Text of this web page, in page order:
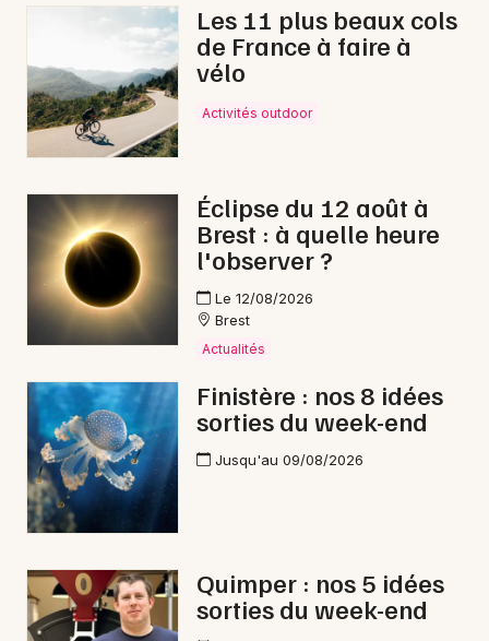
Les 11 plus beaux cols
de France à faire à
vélo
Activités outdoor
Éclipse du 12 août à
Brest : à quelle heure
l'observer ?
Le 12/08/2026
Brest
Actualités
Finistère : nos 8 idées
sorties du week-end
Jusqu'au 09/08/2026
Quimper : nos 5 idées
sorties du week-end